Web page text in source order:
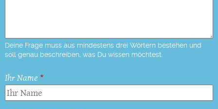
Deine Frage muss aus mindestens drei Wörtern bestehen und
soll genau beschreiben, was Du wissen möchtest.
Ihr Name